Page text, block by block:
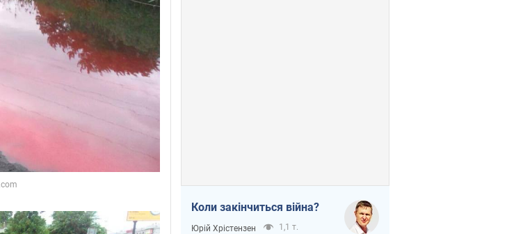
Коли закінчиться війна?
Юрій Хрістензен 1,1 т.